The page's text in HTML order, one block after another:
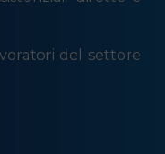
del settore